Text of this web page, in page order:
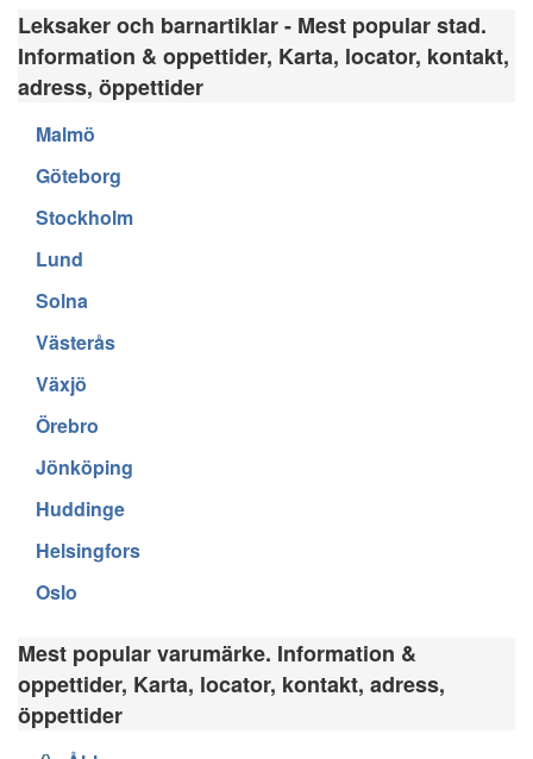
Leksaker och barnartiklar - Mest popular stad.
Information & oppettider, Karta, locator, kontakt,
adress, öppettider
Malmö
Göteborg
Stockholm
Lund
Solna
Västerås
Växjö
Örebro
Jönköping
Huddinge
Helsingfors
Oslo
Mest popular varumärke. Information &
oppettider, Karta, locator, kontakt, adress,
öppettider